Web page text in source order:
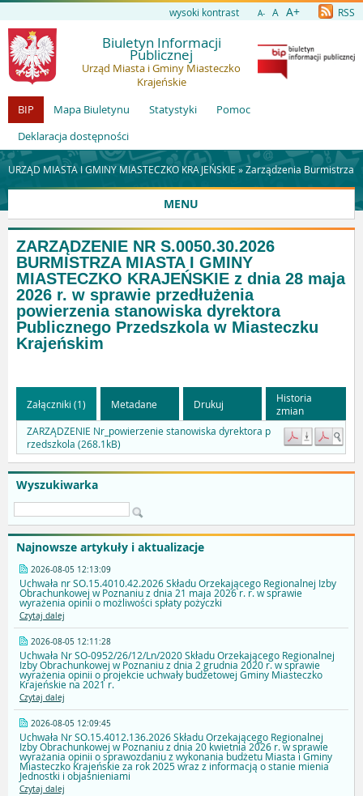
wysoki kontrast A- A A+ RSS
Biuletyn Informacji
Publicznej
Urząd Miasta i Gminy Miasteczko
Krajeńskie
BIP
Mapa Biuletynu Statystyki
Pomoc
Deklaracja dostępności
URZĄD MIASTA I GMINY MIASTECZKO KRAJEŃSKIE »Zarządzenia Burmistrza
MENU
Wyszukiwarka
Najnowsze artykuły i aktualizacje
2026-08-05 12:13:09
Uchwała nr SO.15.4010.42.2026 Składu Orzekającego Regionalnej Izby
Obrachunkowej w Poznaniu z dnia 21 maja 2026 r. r. w sprawie
wyrażenia opinii o możliwości spłaty pożyczki
Czytaj dalej
2026-08-05 12:11:28
Uchwała Nr SO-0952/26/12/Ln/2020 Składu Orzekającego Regionalnej
Izby Obrachunkowej w Poznaniu z dnia 2 grudnia 2020 r. w sprawie
wyrażenia opinii o projekcie uchwały budżetowej Gminy Miasteczko
Krajeńskie na 2021 r.
Czytaj dalej
2026-08-05 12:09:45
Uchwała Nr SO.15.4012.136.2026 Składu Orzekającego Regionalnej
Izby Obrachunkowej w Poznaniu z dnia 20 kwietnia 2026 r. w sprawie
wyrażania opinii o sprawozdaniu z wykonania budżetu Miasta i Gminy
Miasteczko Krajeńskie za rok 2025 wraz z informacją o stanie mienia
Jednostki i objaśnieniami
Czytaj dalej
ZARZĄDZENIE NR S.0050.30.2026
BURMISTRZA MIASTA I GMINY
MIASTECZKO KRAJEŃSKIE z dnia 28 maja
2026 r. w sprawie przedłużenia
powierzenia stanowiska dyrektora
Publicznego Przedszkola w Miasteczku
Krajeńskim
Załączniki (1) Metadane Drukuj
Historia
zmian
ZARZĄDZENIE Nr_powierzenie stanowiska dyrektora p
rzedszkola (268.1kB)